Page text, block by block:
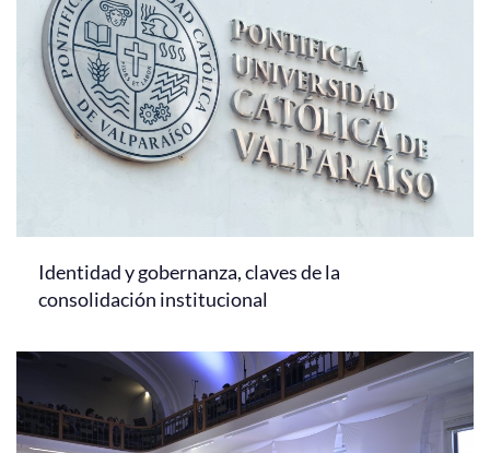
Identidad y gobernanza, claves de la
consolidación institucional